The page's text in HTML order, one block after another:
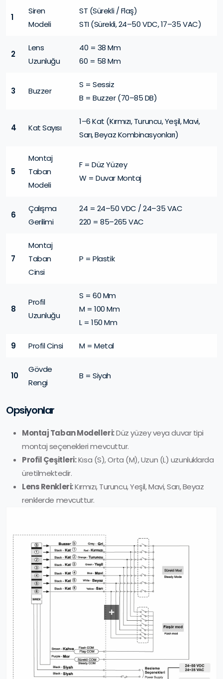
1
Siren
Modeli
ST (Sürekli / Flaş)
STI (Sürekli, 24–50 VDC, 17–35 VAC)
2
Lens
Uzunluğu
40 = 38 Mm
60 = 58 Mm
3 Buzzer
S = Sessiz
B = Buzzer (70–85 DB)
4 Kat Sayısı
1–6 Kat (Kırmızı, Turuncu, Yeşil, Mavi,
Sarı, Beyaz Kombinasyonları)
5
Montaj
Taban
Modeli
F = Düz Yüzey
W = Duvar Montaj
6
Çalışma
Gerilimi
24 = 24–50 VDC / 24–35 VAC
220 = 85–265 VAC
7
Montaj
Taban
Cinsi
P = Plastik
8
Profil
Uzunluğu
S = 60 Mm
M = 100 Mm
L = 150 Mm
9 Profil Cinsi M = Metal
10
Gövde
Rengi
B = Siyah
Opsiyonlar
Montaj Taban Modelleri:Düz yüzey veya duvar tipi
montaj seçenekleri mevcuttur.
Profil Çeşitleri:Kısa (S), Orta (M), Uzun (L) uzunluklarda
üretilmektedir.
Lens Renkleri:Kırmızı, Turuncu, Yeşil, Mavi, Sarı, Beyaz
renklerde mevcuttur.